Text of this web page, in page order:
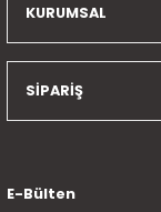
KURUMSAL
SİPARİŞ
E-Bülten